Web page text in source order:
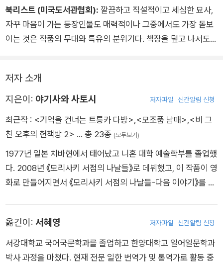
고 떠드는 소리가 차분한 피아노곡에 섞여서 입구에 선 나에게까
지 들려왔다. 카운터석 너머로 익숙한모습이 보였다. 땅딸막한 등
판과 반들반들한 머리의 남자는 사부 씨가 틀림없었다. 스보루 사
북리스트 (미국도서관협회): 깔끔하고 직설적이고 세심한 묘사,
자꾸 마음이 가는 등장인물도 매력적이나 그중에서도 가장 돋보
이는 것은 작품의 무대와 특유의 분위기다. 책장을 덮고 나서도
저자 소개
지은이: 야기사와 사토시 저자파일 신간알림 신청
최근작 : <기억을 건너는 트릉카 다방> <모조품 남매> <비 그
친 오후의 헌책방 2> … 총 23종 (모두보기)
1977년 일본 치바현에서 태어났고 니혼 대학 예술학부를 졸업했
다. 2008년 《모리사키 서점의 나날들》로 데뷔했고, 이 작품이 영
화로 만들어지면서 《모리사키 서점의 나날들-다음 이야기》를 출
작’ 부문 최종 후보에 올랐다. 그 외의 작품으로는 《커피 전문점
트릉카》 시리즈와 《너와 함께 살면》 등이 있다. 취미는 기타 연주
이고 커피와 고양이를 사랑한다.
옮긴이: 서혜영 저자파일 신간알림 신청
서강대학교 국어국문학과를 졸업하고 한양대학교 일어일문학과
박사 과정을 마쳤다. 현재 전문 일한 번역가 및 통역가로 활동 중